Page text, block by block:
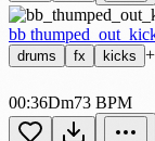
bb
drums fx kicks
00:36Dm73 BPM